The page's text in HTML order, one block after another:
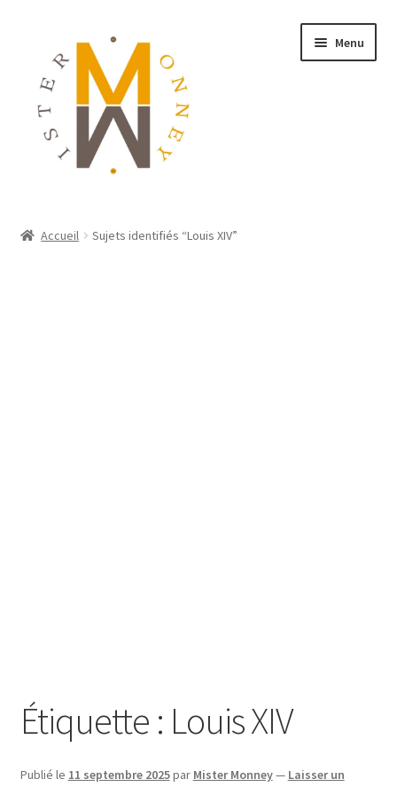
Menu
Accueil Sujets identifiés “Louis XIV”
Étiquette : Louis XIV
Publié le 11 septembre 2025par Mister Monney— Laisser un